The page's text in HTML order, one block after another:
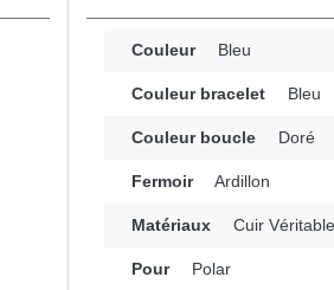
Couleur Bleu
Couleur bracelet Bleu
Couleur boucle Doré
Fermoir Ardillon
Matériaux Cuir Véritable
Pour Polar